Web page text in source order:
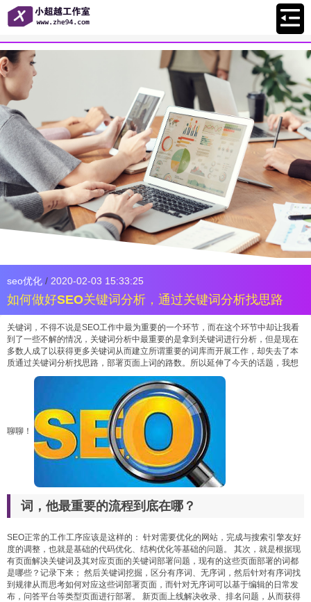
seo优化 / 2020-02-03 15:33:25
如何做好SEO关键词分析，通过关键词分析找思路
关键词，不得不说是SEO工作中最为重要的一个环节，而在这个环节中却让我看
到了一些不解的情况，关键词分析中最重要的是拿到关键词进行分析，但是现在
多数人成了以获得更多关键词从而建立所谓重要的词库而开展工作，却失去了本
质通过关键词分析找思路，部署页面上词的路数。所以延伸了今天的话题，我想
聊聊！
词，他最重要的流程到底在哪？
SEO正常的工作工序应该是这样的： 针对需要优化的网站，完成与搜索引擎友好
度的调整，也就是基础的代码优化、结构优化等基础的问题。 其次，就是根据现
有页面解决关键词及其对应页面的关键词部署问题，现有的这些页面部署的词都
是哪些？记录下来； 然后关键词挖掘，区分有序词、无序词，然后针对有序词找
到规律从而思考如何对应这些词部署页面，而针对无序词可以基于编辑的日常发
布，问答平台等类型页面进行部署。 新页面上线解决收录、排名问题，从而获得